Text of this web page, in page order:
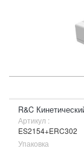
R&C
Артикул :
ES2154+ERC302
Упаковка